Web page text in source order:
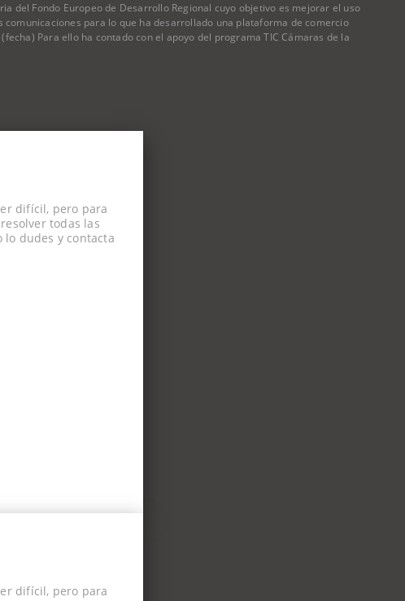
del Fondo Europeo de Desarrollo Regional cuyo objetivo es mejorar el uso
para lo que ha desarrollado una plataforma de comercio
Para ello ha contado con el apoyo del programa TIC Cámaras de la
difícil, pero para
todas las
dudes y contacta
difícil, pero para